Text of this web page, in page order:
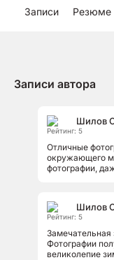
Записи Резюме
Записи автора
Шилов
Рейтинг: 5
Отличные
окружающего
фотографии,
Шилов
Рейтинг: 5
Замечательная
Фотографии
великолепие